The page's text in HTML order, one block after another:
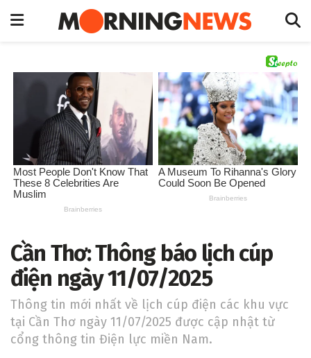
Cần Thơ: Thông báo lịch cúp
điện ngày 11/07/2025
Thông tin mới nhất về lịch cúp điện các khu vực
tại Cần Thơ ngày 11/07/2025 được cập nhật từ
cổng thông tin Điện lực miền Nam.